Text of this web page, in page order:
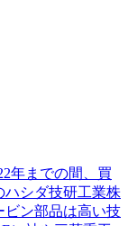
年までの間、買
ハシダ技研工業株
ビン部品は高い技